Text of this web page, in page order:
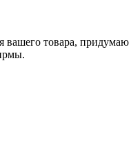
вашего товара, придумаю